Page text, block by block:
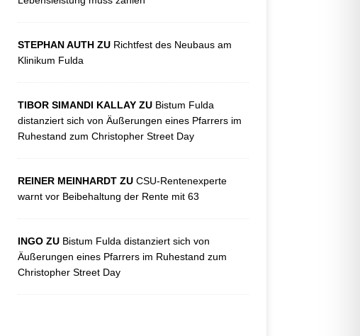
STEPHAN AUTH ZU Richtfest des Neubaus am
Klinikum Fulda
TIBOR SIMANDI KALLAY ZU Bistum Fulda
distanziert sich von Äußerungen eines Pfarrers im
Ruhestand zum Christopher Street Day
REINER MEINHARDT ZU CSU-Rentenexperte
warnt vor Beibehaltung der Rente mit 63
INGO ZU Bistum Fulda distanziert sich von
Äußerungen eines Pfarrers im Ruhestand zum
Christopher Street Day